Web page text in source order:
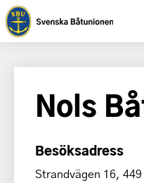
Nols
Besöksadress
Strandvägen 16, 449